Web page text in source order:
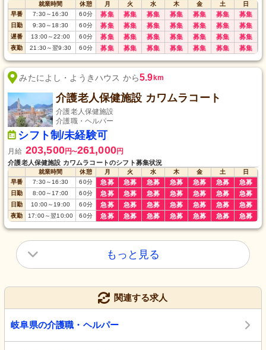
就業時間 休憩 月 火 水 木 金 土
日
早番
7:30～ 16:30 60分 募集 募集 募集 募集 募集 募集 募集
日勤 9:30～ 18:30 60分 募集 募集 募集 募集 募集 募集 募集
遅番 13:00～22:00 60分 募集 募集 募集 募集 募集 募集 募集
夜勤 21:30～翌9:30 60分 募集 募集 募集 募集 募集 募集 募集
みたによし・ようきハウス から5.9km
介護老人保健施設 カワムラコート
介護老人保健施設
介護職・ヘルパー
シフト制/未経験可
月給 203,500円〜261,000円
介護老人保健施設 カワムラコートのシフト募集状況
就業時間 休憩 月 火 水 木 金 土
日
早番
7:30～ 16:30 60分 急募 急募 急募 急募 急募 急募 急募
日勤 8:00～ 17:00 60分 急募 急募 急募 急募 急募 急募 急募
日勤 10:00～ 19:00 60分 急募 急募 急募 急募 急募 急募 急募
夜勤 17:00～翌10:00 60分 急募 急募 急募 急募 急募 急募 急募
もっと見る
関連する求人
岐阜県の介護職・ヘルパー